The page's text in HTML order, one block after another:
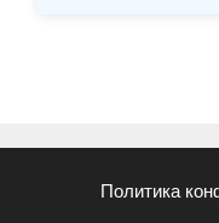
Политика